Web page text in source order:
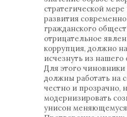
стратегической мере
развития
гражданского
отрицательное
коррупция, должно
исчезнуть из нашего
Для этого чиновники
должны работать на
честно и прозрачно,
модернизировать
унисон